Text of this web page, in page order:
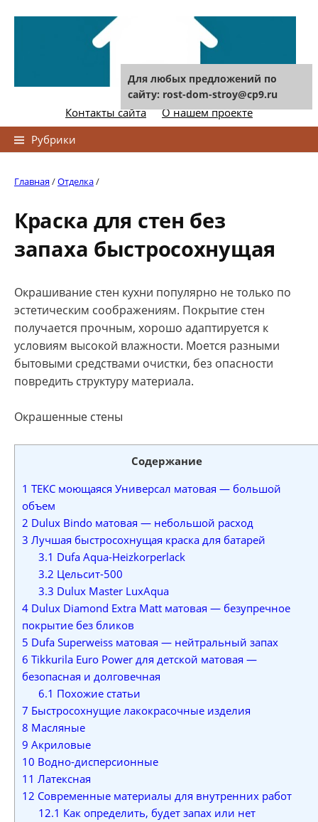
Контакты сайта
О нашем проекте
Рубрики
Главная/Отделка/
Краска для стен без
запаха быстросохнущая
Окрашивание стен кухни популярно не только по
эстетическим соображениям. Покрытие стен
получается прочным, хорошо адаптируется к
условиям высокой влажности. Моется разными
бытовыми средствами очистки, без опасности
повредить структуру материала.
Окрашенные стены
Содержание
1 ТЕКС моющаяся Универсал матовая — большой
объем
2 Dulux Bindo матовая — небольшой расход
3 Лучшая быстросохнущая краска для батарей
3.1 Dufa Aqua-Heizkorperlack
3.2 Цельсит-500
3.3 Dulux Master LuxAqua
4 Dulux Diamond Extra Matt матовая — безупречное
покрытие без бликов
5 Dufa Superweiss матовая — нейтральный запах
6 Tikkurila Euro Power для детской матовая —
безопасная и долговечная
6.1 Похожие статьи
7 Быстросохнущие лакокрасочные изделия
8 Масляные
9 Акриловые
10 Водно-дисперсионные
11 Латексная
12 Современные материалы для внутренних работ
12.1 Как определить, будет запах или нет
Для любых предложений по
сайту: rost-dom-stroy@cp9.ru